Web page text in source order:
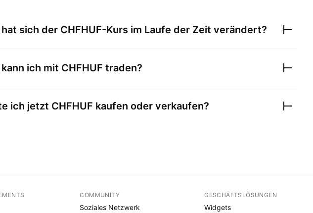
sich der CHFHUF-Kurs im Laufe der Zeit verändert?
ich mit CHFHUF traden?
ich jetzt CHFHUF kaufen oder verkaufen?
COMMUNITY
Soziales Netzwerk
GESCHÄFTSLÖSUNGEN
Widgets